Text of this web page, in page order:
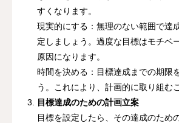
すくなります。
現実的にする：無理のない範囲で達
定しましょう。過度な目標はモチベ
原因になります。
時間を決める：目標達成までの期限
う。これにより、計画的に取り組む
目標達成のための計画立案
目標を設定したら、その達成のため